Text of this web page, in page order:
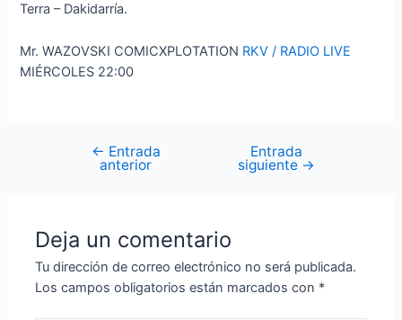
Terra – Dakidarría.
Mr. WAZOVSKI COMICXPLOTATION RKV / RADIO LIVE
MIÉRCOLES 22:00
Navegación
← Entrada
anterior
Entrada
siguiente →
Deja un comentario
Tu dirección de correo electrónico no será publicada.
Los campos obligatorios están marcados con *